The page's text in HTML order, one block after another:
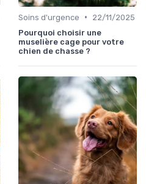
Soins d'urgence •
22/11/2025
Pourquoi choisir une
muselière cage pour votre
chien de chasse ?